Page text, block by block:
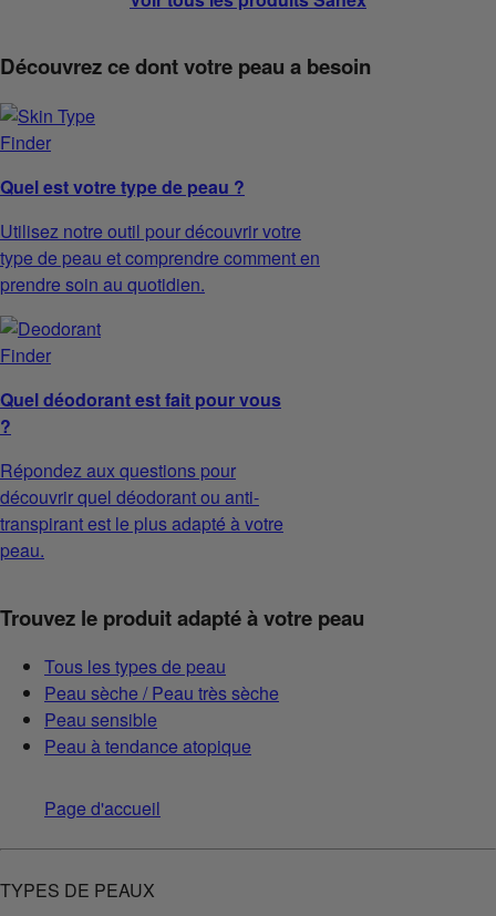
Découvrez ce dont votre peau a besoin
Quel est votre type de peau ?
Utilisez notre outil pour découvrir votre
type de peau et comprendre comment en
prendre soin au quotidien.
Quel déodorant est fait pour vous
?
Répondez aux questions pour
découvrir quel déodorant ou anti-
transpirant est le plus adapté à votre
peau.
Trouvez le produit adapté à votre peau
Tous les types de peau
Peau sèche / Peau très sèche
Peau sensible
Peau à tendance atopique
Page d'accueil
TYPES DE PEAUX